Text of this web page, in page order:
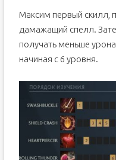
Максим первый скилл,
дамажащий спелл.
получать меньше
начиная с 6 уровня.